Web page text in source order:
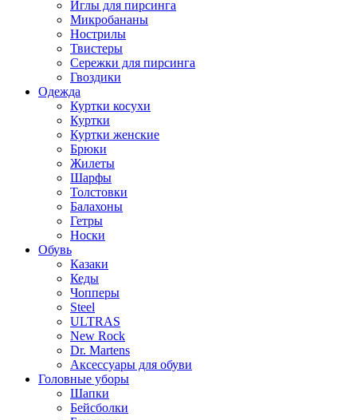
Иглы для пирсинга
Микробананы
Нострилы
Твистеры
Сережки для пирсинга
Гвоздики
Одежда
Куртки косухи
Куртки
Куртки женские
Брюки
Жилеты
Шарфы
Толстовки
Балахоны
Гетры
Носки
Обувь
Казаки
Кеды
Чопперы
Steel
ULTRAS
New Rock
Dr. Martens
Аксессуары для обуви
Головные уборы
Шапки
Бейсболки